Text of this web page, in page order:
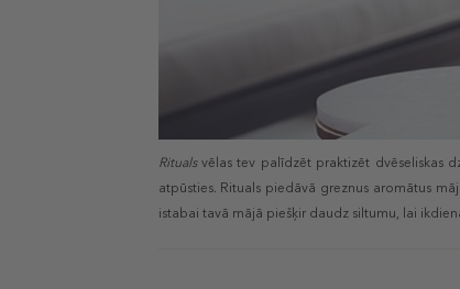
Ritualsvēlas tev palīdzēt praktizēt dvēseliskas
atpūsties. Rituals piedāvā greznus aromātus
istabai tavā mājā piešķir daudz siltumu, lai